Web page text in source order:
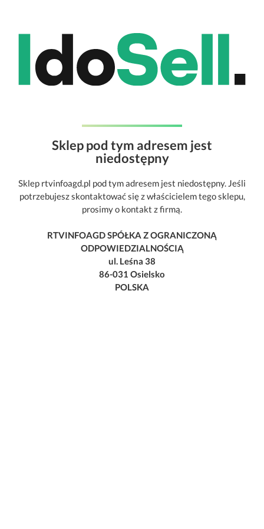
Sklep pod tym adresem jest
niedostępny
Sklep rtvinfoagd.pl pod tym adresem jest niedostępny. Jeśli
potrzebujesz skontaktować się z właścicielem tego sklepu,
prosimy o kontakt z firmą.
RTVINFOAGD SPÓŁKA Z OGRANICZONĄ
ODPOWIEDZIALNOŚCIĄ
ul. Leśna 38
86-031 Osielsko
POLSKA